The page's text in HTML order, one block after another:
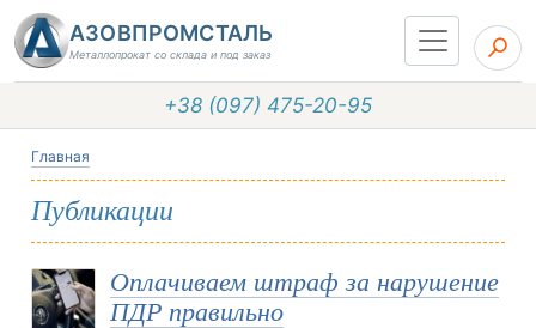
АЗОВПРОМСТАЛЬ
Металлопрокат со склада и под заказ
+38 (097) 475-20-95
Главная
Публикации
Оплачиваем штраф за нарушение
ПДР правильно